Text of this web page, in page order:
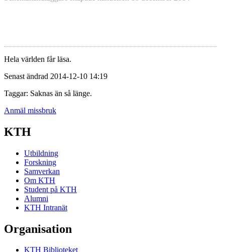
Hela världen får läsa.
Senast ändrad 2014-12-10 14:19
Taggar: Saknas än så länge.
Anmäl missbruk
KTH
Utbildning
Forskning
Samverkan
Om KTH
Student på KTH
Alumni
KTH Intranät
Organisation
KTH Biblioteket